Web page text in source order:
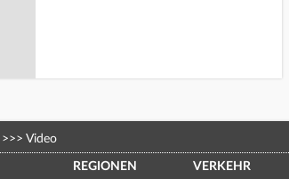
>>> Video
REGIONEN VERKEHR